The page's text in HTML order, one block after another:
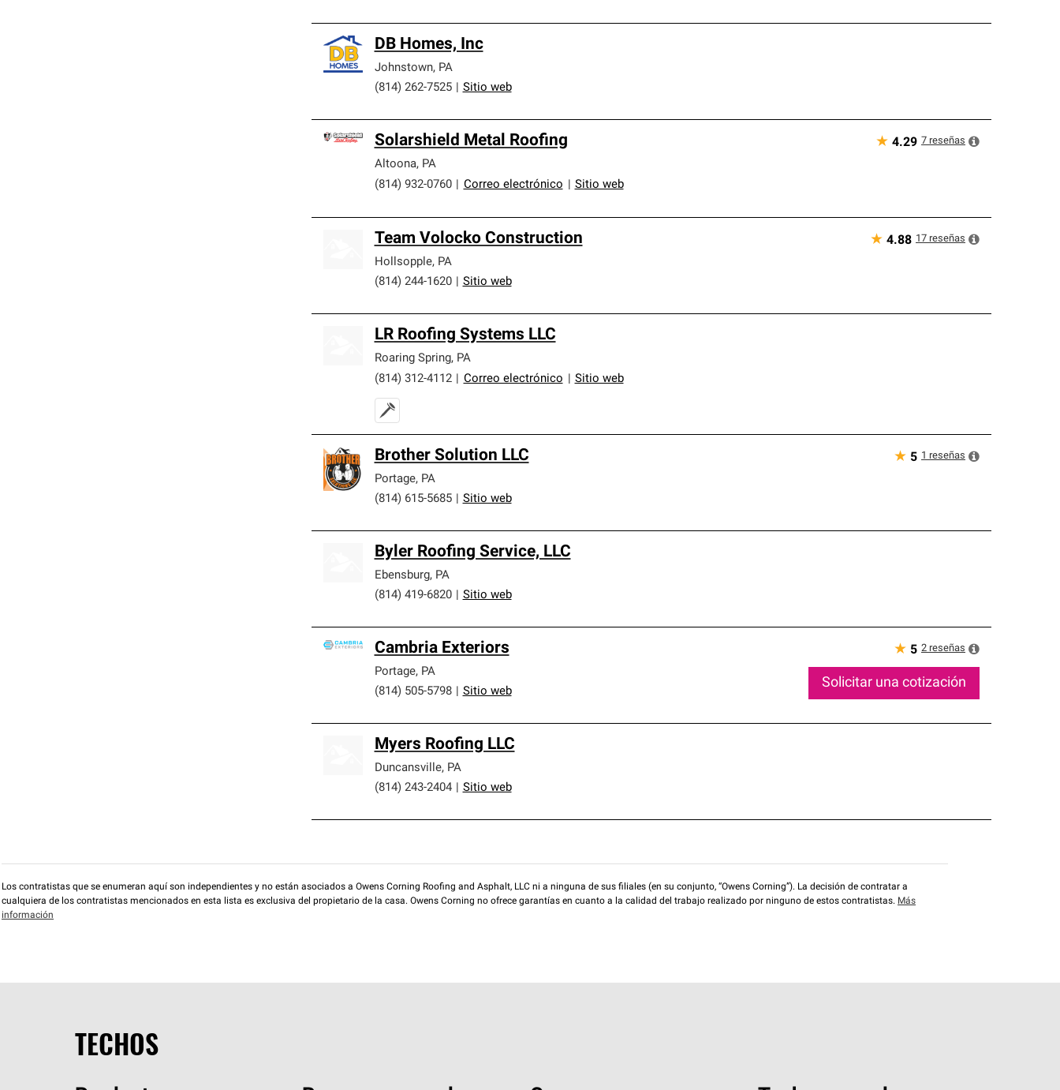
DB Homes, Inc
Johnstown, PA
(814) 262-7525
Sitio web
Solarshield Metal Roofing
Altoona, PA
(814) 932-0760
Correo electrónico Sitio web
★ 4.29 7 reseñas
Team Volocko Construction
Hollsopple, PA
(814) 244-1620
Sitio web
★ 4.88 17 reseñas
LR Roofing Systems LLC
Roaring Spring, PA
(814) 312-4112
Correo electrónico Sitio web
Brother Solution LLC
Portage, PA
(814) 615-5685
Sitio web
★ 5 1 reseñas
Byler Roofing Service, LLC
Ebensburg, PA
(814) 419-6820
Sitio web
Cambria Exteriors
Portage, PA
(814) 505-5798
Sitio web
★ 5 2 reseñas
Solicitar una cotización
Myers Roofing LLC
Duncansville, PA
(814) 243-2404
Sitio web
Los contratistas que se enumeran aquí son independientes y no están asociados a Owens Corning Roofing and Asphalt, LLC ni a ninguna de sus filiales (en su conjunto, “Owens Corning”). La decisión de contratar a
cualquiera de los contratistas mencionados en esta lista es exclusiva del propietario de la casa. Owens Corning no ofrece garantías en cuanto a la calidad del trabajo realizado por ninguno de estos contratistas. Más
información
TECHOS